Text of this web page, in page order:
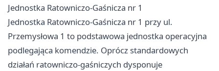
Jednostka Ratowniczo-Gaśnicza nr 1
Jednostka Ratowniczo-Gaśnicza nr 1 przy ul.
Przemysłowa 1 to podstawowa jednostka operacyjna
podlegająca komendzie. Oprócz standardowych
działań ratowniczo-gaśniczych dysponuje